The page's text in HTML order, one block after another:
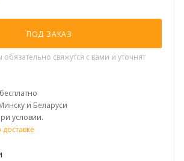
ПОД ЗАКАЗ
свяжутся с вами и уточнят
и Беларуси
условии.